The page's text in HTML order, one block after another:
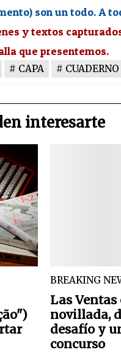
son un todo. A
y textos
que presentemos.
CAPA
interesarte
BREAKING
Las Ventas
novillada,
desafío y
concurso